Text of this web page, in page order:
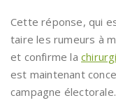
Cette réponse, qui
taire les rumeurs à
et confirme la
est maintenant
campagne électorale.